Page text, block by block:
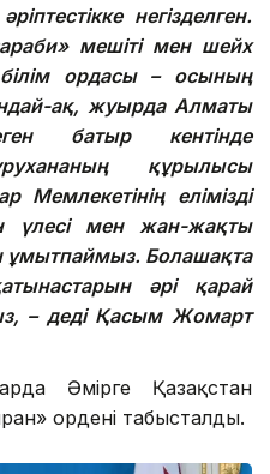
негізделген.
мешіті мен шейх
ордасы – осының
ақ, жуырда Алматы
батыр кентінде
құрылысы
Мемлекетінің елімізді
үлесі мен жан-жақты
Болашақта
әрі қарай
– деді Қасым Жомарт
Әмірге Қазақстан
ордені табысталды.